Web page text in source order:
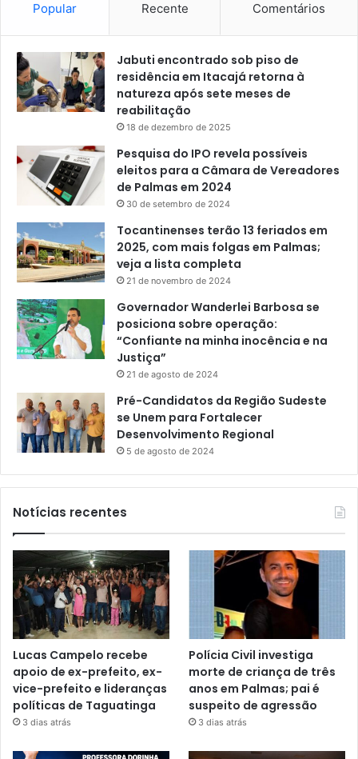
Popular Recente Comentários
Jabuti encontrado sob piso de
residência em Itacajá retorna à
natureza após sete meses de
reabilitação
18 de dezembro de 2025
Pesquisa do IPO revela possíveis
eleitos para a Câmara de Vereadores
de Palmas em 2024
30 de setembro de 2024
Tocantinenses terão 13 feriados em
2025, com mais folgas em Palmas;
veja a lista completa
21 de novembro de 2024
Governador Wanderlei Barbosa se
posiciona sobre operação:
“Confiante na minha inocência e na
Justiça”
21 de agosto de 2024
Pré-Candidatos da Região Sudeste
se Unem para Fortalecer
Desenvolvimento Regional
5 de agosto de 2024
Notícias recentes
Lucas Campelo recebe
apoio de ex-prefeito, ex-
vice-prefeito e lideranças
políticas de Taguatinga
3 dias atrás
Polícia Civil investiga
morte de criança de três
anos em Palmas; pai é
suspeito de agressão
3 dias atrás